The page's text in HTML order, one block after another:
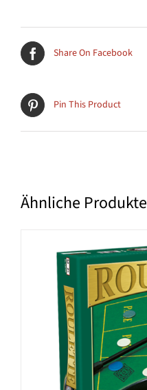
Share On Facebook
Pin This Product
Ähnliche Produkte